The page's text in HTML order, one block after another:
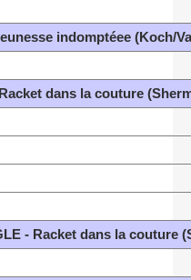
indomptéee (Koch/
dans la couture
- Racket dans la couture